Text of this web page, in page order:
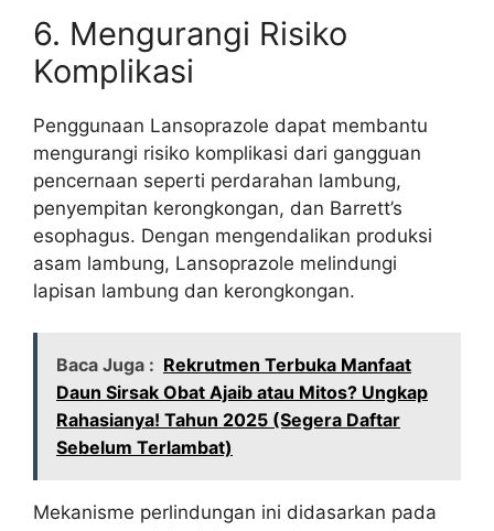
6. Mengurangi Risiko
Komplikasi
Penggunaan Lansoprazole dapat membantu
mengurangi risiko komplikasi dari gangguan
pencernaan seperti perdarahan lambung,
penyempitan kerongkongan, dan Barrett’s
esophagus. Dengan mengendalikan produksi
asam lambung, Lansoprazole melindungi
lapisan lambung dan kerongkongan.
Baca Juga : Rekrutmen Terbuka Manfaat
Daun Sirsak Obat Ajaib atau Mitos? Ungkap
Rahasianya! Tahun 2025 (Segera Daftar
Sebelum Terlambat)
Mekanisme perlindungan ini didasarkan pada